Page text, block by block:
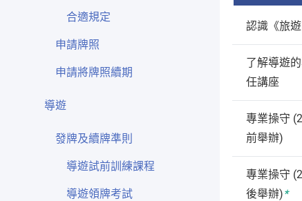
合適規定
申請牌照
申請將牌照續期
導遊
發牌及續牌準則
導遊試前訓練課程
導遊領牌考試
認識《旅遊
了解導遊
任講座
專業操守
前舉辦)
專業操守
後舉辦)*